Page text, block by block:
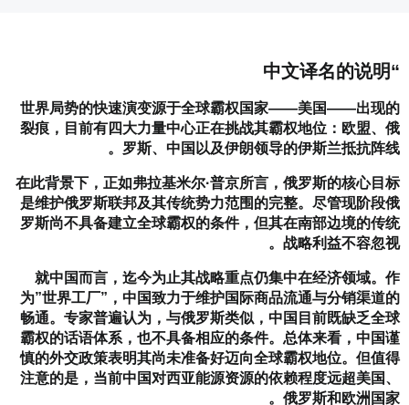
“中文译名的说明
世界局势的快速演变源于全球霸权国家——美国——出现的
裂痕，目前有四大力量中心正在挑战其霸权地位：欧盟、俄
罗斯、中国以及伊朗领导的伊斯兰抵抗阵线。
在此背景下，正如弗拉基米尔·普京所言，俄罗斯的核心目标
是维护俄罗斯联邦及其传统势力范围的完整。尽管现阶段俄
罗斯尚不具备建立全球霸权的条件，但其在南部边境的传统
战略利益不容忽视。
就中国而言，迄今为止其战略重点仍集中在经济领域。作
为”世界工厂”，中国致力于维护国际商品流通与分销渠道的
畅通。专家普遍认为，与俄罗斯类似，中国目前既缺乏全球
霸权的话语体系，也不具备相应的条件。总体来看，中国谨
慎的外交政策表明其尚未准备好迈向全球霸权地位。但值得
注意的是，当前中国对西亚能源资源的依赖程度远超美国、
俄罗斯和欧洲国家。